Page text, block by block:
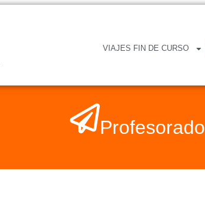
VIAJES FIN DE CURSO
Profesorado